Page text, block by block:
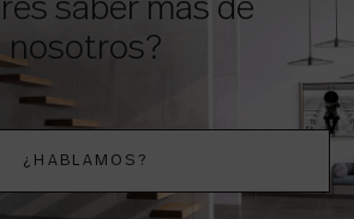
saber más de
nosotros?
¿HABLAMOS?